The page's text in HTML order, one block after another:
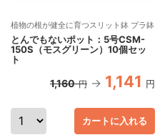
植物の根が健全に育つスリット鉢 プラ鉢
とんでもないポット：5号CSM-
150S（モスグリーン）10個セッ
ト
1,160 円 1,141 円
カートに入れる